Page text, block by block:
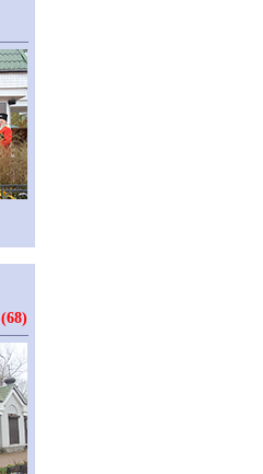
(68)